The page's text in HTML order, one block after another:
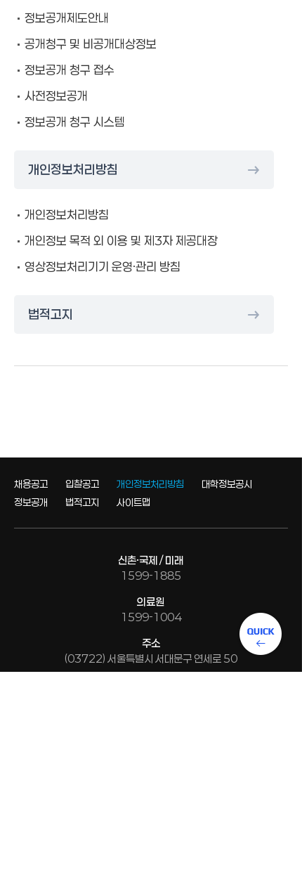
정보공개제도안내
공개청구 및 비공개대상정보
정보공개 청구 접수
사전정보공개
정보공개 청구 시스템
개인정보처리방침
개인정보처리방침
개인정보 목적 외 이용 및 제3자 제공대장
영상정보처리기기 운영·관리 방침
법적고지
채용공고 입찰공고 개인정보처리방침
대학정보공시
정보공개
법적고지 사이트맵
신촌·국제 / 미래
1599-1885
의료원
1599-1004
주소
(03722) 서울특별시 서대문구 연세로 50